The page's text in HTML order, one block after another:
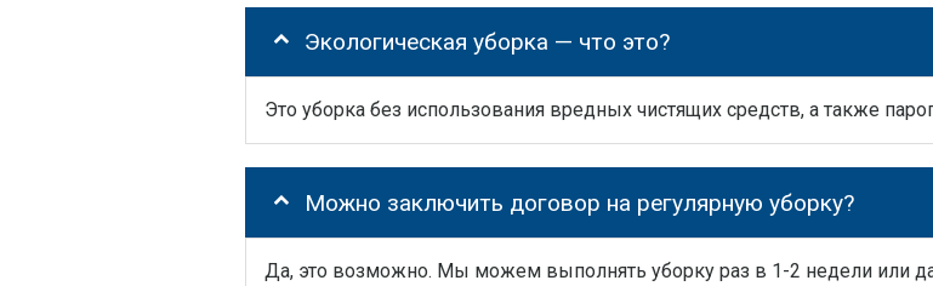
Экологическая уборка — что это?
Это уборка без использования вредных чистящих средств, а также
Можно заключить договор на регулярную уборку?
Да, это возможно. Мы можем выполнять уборку раз в 1-2 недели или